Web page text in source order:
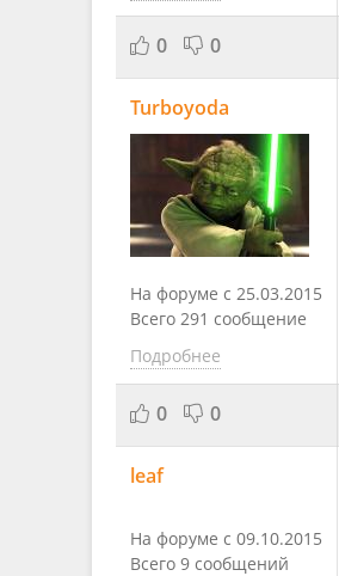
0 0
Turboyoda
На форуме с 25.03.2015
Всего 291 сообщение
Подробнее
0 0
leaf
На форуме с 09.10.2015
Всего 9 сообщений